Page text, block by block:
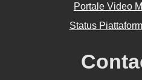
Portale Video
Status